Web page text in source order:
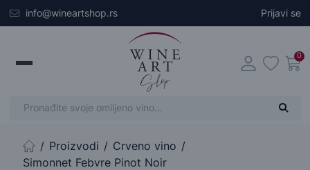
Skip to main content
info@wineartshop.rs Prijavi se
0
Početna stranica
Proizvodi
Crveno vino
Simonnet Febvre Pinot Noir